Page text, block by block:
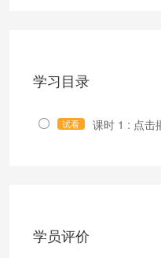
学习目录
试看 课时 1 : 点击
学员评价